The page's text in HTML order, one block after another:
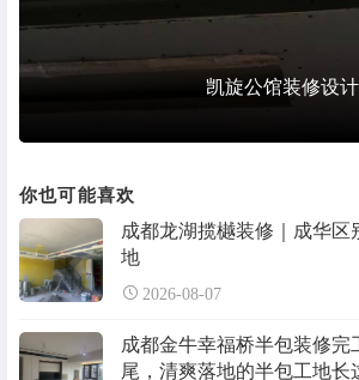
凯旋公馆装修设
你也可能喜欢
成都龙湖揽樾装修｜成华区
地
2026-08-07
成都金牛幸福桥半包装修完
尾，清爽落地的半包工地长